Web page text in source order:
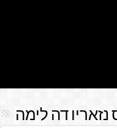
נזאריו דה לימה